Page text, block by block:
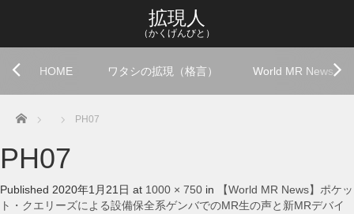
拡現人
（かくげんびと）
HOME ワタシの拡現（格言） World MR News
Home PH07
PH07
Published 2020年1月21日 at 1000 × 750 in
【World MR News】ポケッ
ト・クエリーズによる設備保全系ゲンバでのMR生の声と新MRデバイ